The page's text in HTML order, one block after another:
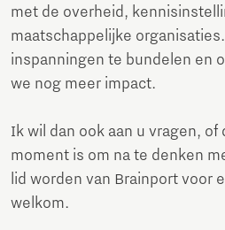
met de overheid,
maatschappelijke
inspanningen te bundelen en
we nog meer impact.
Ik wil dan ook aan u vragen,
moment is om na te denken
lid worden van Brainport voor
welkom.